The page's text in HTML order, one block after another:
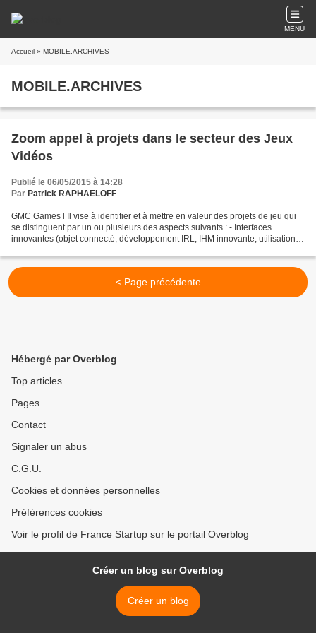
MENU
Accueil » MOBILE.ARCHIVES
MOBILE.ARCHIVES
Zoom appel à projets dans le secteur des Jeux
Vidéos
Publié le 06/05/2015 à 14:28
Par Patrick RAPHAELOFF
GMC Games l Il vise à identifier et à mettre en valeur des projets de jeu qui
se distinguent par un ou plusieurs des aspects suivants : - Interfaces
innovantes (objet connecté, développement IRL, IHM innovante, utilisation
< Page précédente
Hébergé par Overblog
Top articles
Pages
Contact
Signaler un abus
C.G.U.
Cookies et données personnelles
Préférences cookies
Voir le profil de France Startup sur le portail Overblog
Créer un blog sur Overblog
Créer un blog